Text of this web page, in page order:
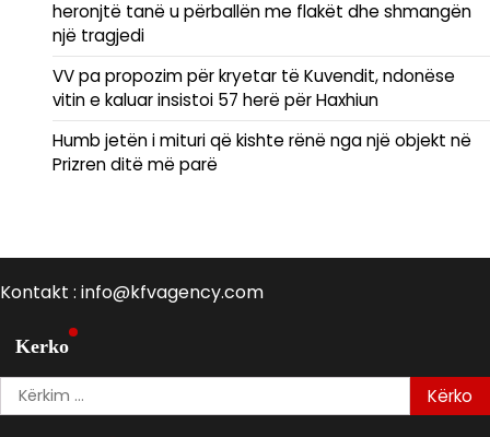
heronjtë tanë u përballën me flakët dhe shmangën
një tragjedi
VV pa propozim për kryetar të Kuvendit, ndonëse
vitin e kaluar insistoi 57 herë për Haxhiun
Humb jetën i mituri që kishte rënë nga një objekt në
Prizren ditë më parë
Kontakt : info@kfvagency.com
Kerko
Kërko
për: